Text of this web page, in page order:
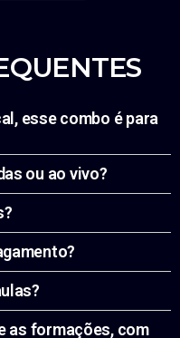
esse combo é para
ou ao vivo?
as formações, com